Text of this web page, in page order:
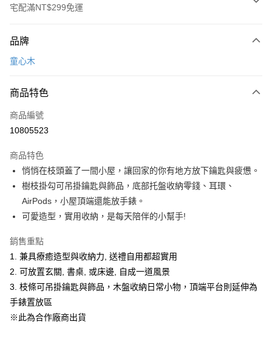
宅配滿NT$299免運
信用卡一次付款
Apple Pay
悠遊付
全盈+PAY
大哥付你分期
相關說明
【大哥付你分期使用說明】
1.本服務由台灣大哥大提供，台灣大哥大用戶可立即使用無須另外申請。
流程，驗證手機門號後，選擇欲分期的期數、繳款截止日，確認付款後即完
成交易。
3.實際核准額度、可分期數及費用金額請依後續交易確認頁面所載為準。
4.訂單成立30分鐘內，如未前往確認交易或遇審核未通過，訂單將自動取
消。如遇「轉專審核」未通過狀況，表示未達大哥付你分期系統評分，恕無
法說明評估內容。
1.分期款項不併入電信帳單，「大哥付你分期」於每月結算日後寄送繳費提
ATM付款
運送方式
宅配【父親節大回饋】限時$299免運
每筆NT$150，滿NT$299(含以上)免運費
品牌
童心木
商品特色
商品編號
10805523
商品特色
悄悄在枝頭蓋了一間小屋，讓回家的你有地方放下鑰匙與疲憊。
樹枝掛勾可吊掛鑰匙與飾品，底部托盤收納零錢、耳環、
AirPods，小屋頂端還能放手錶。
可愛造型，實用收納，是每天陪伴的小幫手!
銷售重點
1. 兼具療癒造型與收納力, 送禮自用都超實用
2. 可放置玄關, 書桌, 或床邊, 自成一道風景
3. 枝條可吊掛鑰匙與飾品，木盤收納日常小物，頂端平台則延伸為
手錶置放區
※此為合作廠商出貨